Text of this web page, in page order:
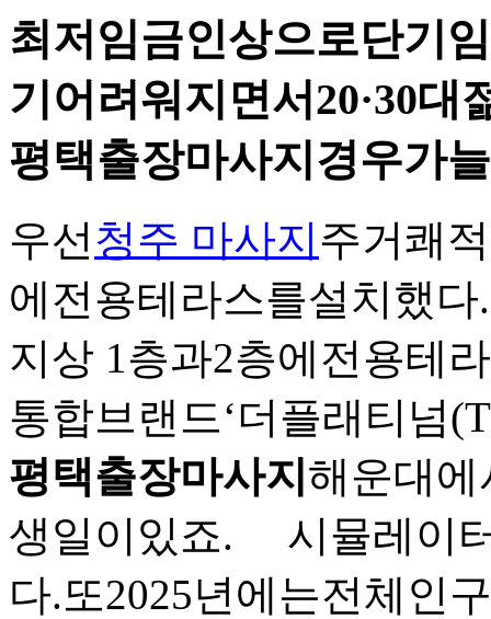
최저임금인상으로단기
기어려워지면서20·30
평택출장마사지경우가
우선청주 마사지주거쾌
에전용테라스를설치했
지상 1층과2층에전용테
통합브랜드‘더플래티넘
평택출장마사지해운대
생일이있죠. 시뮬레이
다.또2025년에는전체인